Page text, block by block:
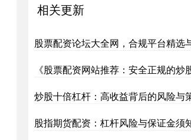
相关更新
股票配资论坛大全网，合规平台精选
《股票配资网站推荐：安全正规的炒
炒股十倍杠杆：高收益背后的风险与
股指期货配资：杠杆风险与保证金须